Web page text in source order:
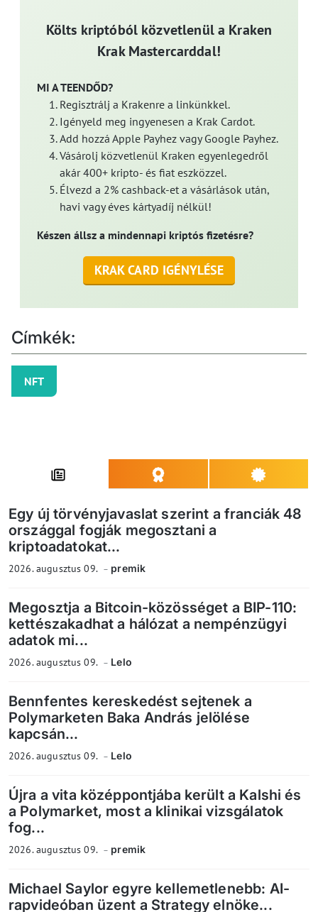
Költs kriptóból közvetlenül a Kraken
Krak Mastercarddal!
MI A TEENDŐD?
Regisztrálj a Krakenre a linkünkkel.
Igényeld meg ingyenesen a Krak Cardot.
Add hozzá Apple Payhez vagy Google Payhez.
Vásárolj közvetlenül Kraken egyenlegedről
akár 400+ kripto- és fiat eszközzel.
Élvezd a 2% cashback-et a vásárlások után,
havi vagy éves kártyadíj nélkül!
Készen állsz a mindennapi kriptós fizetésre?
KRAK CARD IGÉNYLÉSE
Címkék:
NFT
Egy új törvényjavaslat szerint a franciák 48
országgal fogják megosztani a
kriptoadatokat...
2026. augusztus 09. premik
Megosztja a Bitcoin-közösséget a BIP-110:
kettészakadhat a hálózat a nempénzügyi
adatok mi...
2026. augusztus 09. Lelo
Bennfentes kereskedést sejtenek a
Polymarketen Baka András jelölése
kapcsán...
2026. augusztus 09. Lelo
Újra a vita középpontjába került a Kalshi és
a Polymarket, most a klinikai vizsgálatok
fog...
2026. augusztus 09. premik
Michael Saylor egyre kellemetlenebb: AI-
rapvideóban üzent a Strategy elnöke...